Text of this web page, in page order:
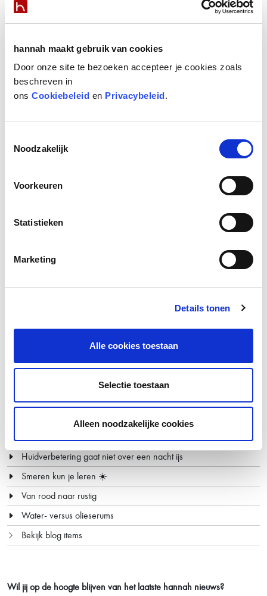
hannah maakt gebruik van cookies
Door onze site te bezoeken accepteer je cookies zoals
beschreven in
ons Cookiebeleid en Privacybeleid.
Noodzakelijk
Voorkeuren
Statistieken
Marketing
Details tonen
Alle cookies toestaan
Selectie toestaan
Alleen noodzakelijke cookies
Vind een huidcoach bij jou in de buurt via de salon locator.
hannah nieuws
Blaas nieuw leven in je huid met de Oxys Foros
Huidverbetering gaat niet over een nacht ijs
Smeren kun je leren ☀️
Van rood naar rustig
Water- versus olieserums
Bekijk blog items
Wil jij op de hoogte blijven van het laatste hannah nieuws?